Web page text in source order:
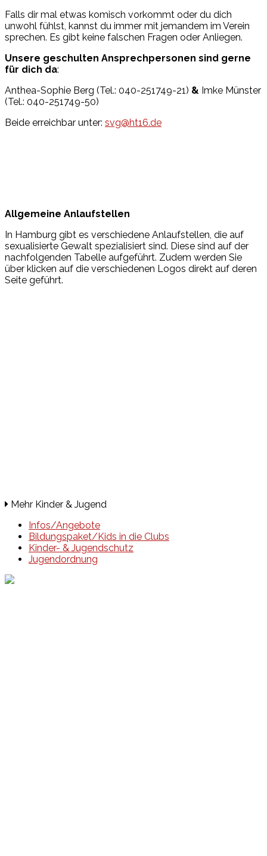
Falls dir mal etwas komisch vorkommt oder du dich
unwohl fühlst, kannst du immer mit jemandem im Verein
sprechen. Es gibt keine falschen Fragen oder Anliegen.
Unsere geschulten Ansprechpersonen sind gerne
für dich da:
Anthea-Sophie Berg (Tel.: 040-251749-21) & Imke Münster
(Tel.: 040-251749-50)
Beide erreichbar unter: svg@ht16.de
Allgemeine Anlaufstellen
In Hamburg gibt es verschiedene Anlaufstellen, die auf
sexualisierte Gewalt spezialisiert sind. Diese sind auf der
nachfolgenden Tabelle aufgeführt. Zudem werden Sie
über klicken auf die verschiedenen Logos direkt auf deren
Seite geführt.
Mehr Kinder & Jugend
Infos/Angebote
Bildungspaket/Kids in die Clubs
Kinder- & Jugendschutz
Jugendordnung